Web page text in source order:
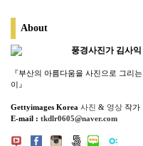
About
풍경사진가 김사익
『부산의 아름다움을 사진으로 그리는
이』
Gettyimages Korea 사진 & 영상 작가
E-mail : tkdlr0605@naver.com